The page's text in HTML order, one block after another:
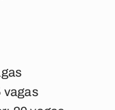
vagas